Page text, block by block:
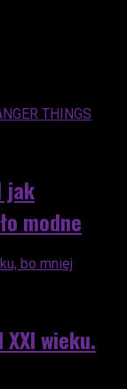
jak
modne
wieku.